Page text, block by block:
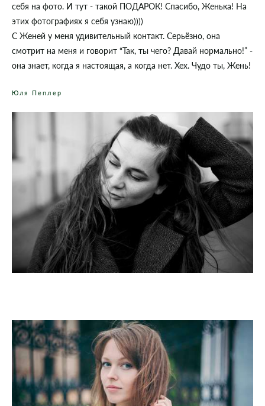
себя на фото. И тут - такой ПОДАРОК! Спасибо, Женька! На
этих фотографиях я себя узнаю))))
С Женей у меня удивительный контакт. Серьёзно, она
смотрит на меня и говорит “Так, ты чего? Давай нормально!” -
она знает, когда я настоящая, а когда нет. Хех. Чудо ты, Жень!
Юля Пеплер